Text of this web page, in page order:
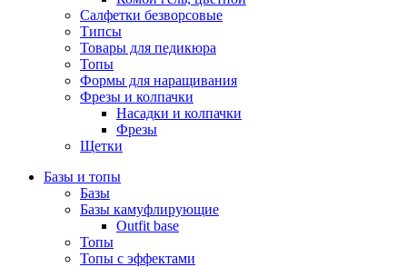
Салфетки безворсовые
Типсы
Товары для педикюра
Топы
Формы для наращивания
Фрезы и колпачки
Насадки и колпачки
Фрезы
Щетки
Базы и топы
Базы
Базы камуфлирующие
Outfit base
Топы
Топы с эффектами